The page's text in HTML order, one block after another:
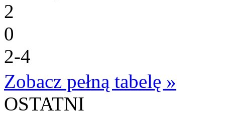
2
0
2-4
Zobacz pełną tabelę »
OSTATNI